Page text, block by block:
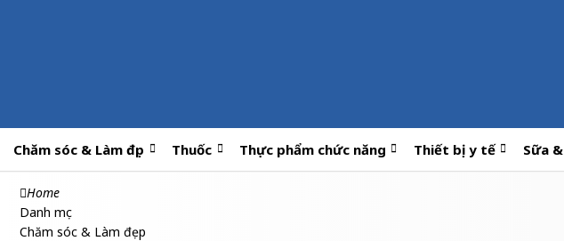
Chăm sóc & Làm đẹp Thuốc Thực phẩm chức năng Thiết bị y tế Sữa
Home
Danh mục
Chăm sóc & Làm đẹp